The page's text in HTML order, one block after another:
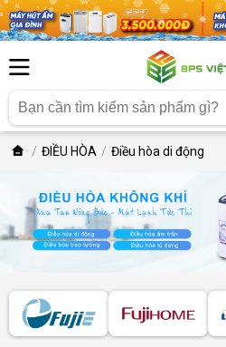
ĐIỀU HÒA Điều hòa di động